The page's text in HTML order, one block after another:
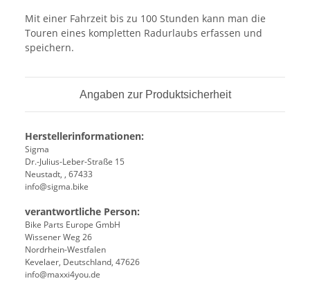
Mit einer Fahrzeit bis zu 100 Stunden kann man die
Touren eines kompletten Radurlaubs erfassen und
speichern.
Angaben zur Produktsicherheit
Herstellerinformationen:
Sigma
Dr.-Julius-Leber-Straße 15
Neustadt, , 67433
info@sigma.bike
verantwortliche Person:
Bike Parts Europe GmbH
Wissener Weg 26
Nordrhein-Westfalen
Kevelaer, Deutschland, 47626
info@maxxi4you.de